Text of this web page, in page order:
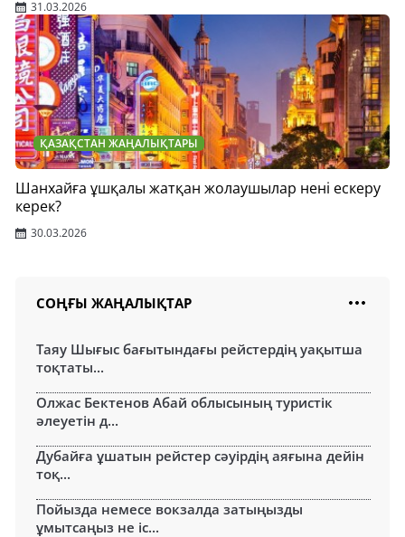
31.03.2026
ҚАЗАҚСТАН ЖАҢАЛЫҚТАРЫ
Шанхайға ұшқалы жатқан жолаушылар нені ескеру
керек?
30.03.2026
СОҢҒЫ ЖАҢАЛЫҚТАР
Таяу Шығыс бағытындағы рейстердің уақытша
тоқтаты...
Олжас Бектенов Абай облысының туристік
әлеуетін д...
Дубайға ұшатын рейстер сәуірдің аяғына дейін
тоқ...
Пойызда немесе вокзалда затыңызды
ұмытсаңыз не іс...